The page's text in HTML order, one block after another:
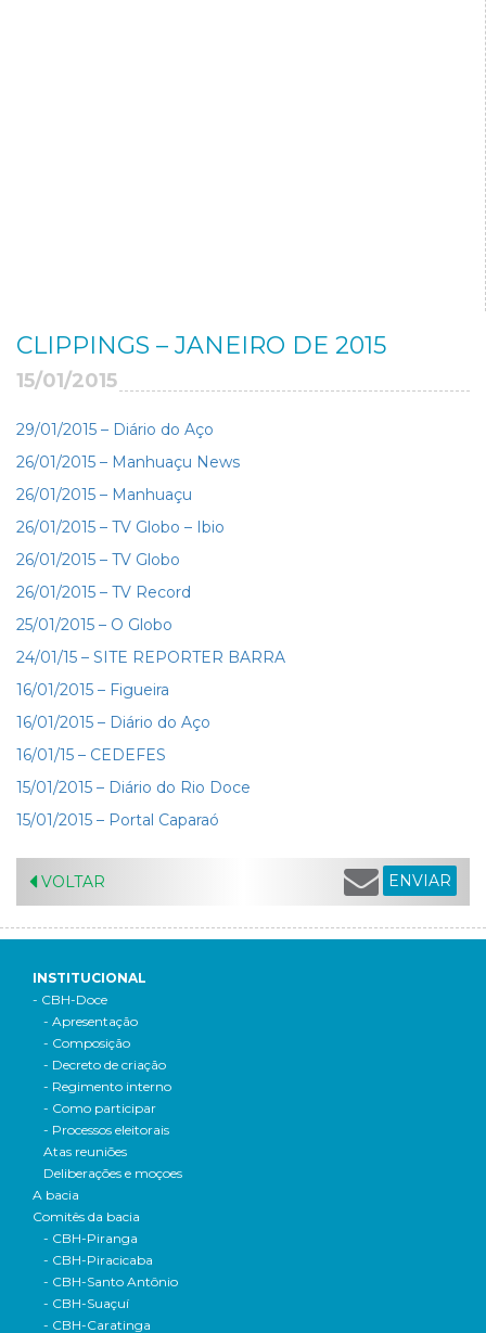
CLIPPINGS – JANEIRO DE 2015
15/01/2015
29/01/2015 – Diário do Aço
26/01/2015 – Manhuaçu News
26/01/2015 – Manhuaçu
26/01/2015 – TV Globo – Ibio
26/01/2015 – TV Globo
26/01/2015 – TV Record
25/01/2015 – O Globo
24/01/15 – SITE REPORTER BARRA
16/01/2015 – Figueira
16/01/2015 – Diário do Aço
16/01/15 – CEDEFES
15/01/2015 – Diário do Rio Doce
15/01/2015 – Portal Caparaó
VOLTAR ENVIAR
INSTITUCIONAL
- CBH-Doce
- Apresentação
- Composição
- Decreto de criação
- Regimento interno
- Como participar
- Processos eleitorais
Atas reuniões
Deliberações e moçoes
A bacia
Comitês da bacia
- CBH-Piranga
- CBH-Piracicaba
- CBH-Santo Antônio
- CBH-Suaçuí
- CBH-Caratinga